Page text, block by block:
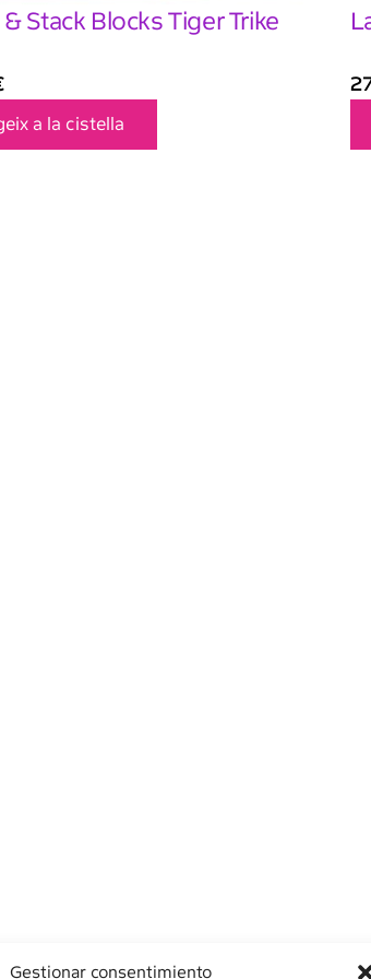
Gestionar consentimiento
Stack Blocks Tiger Trike
a la cistella